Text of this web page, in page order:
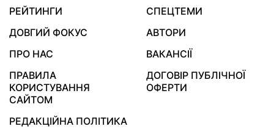
РЕЙТИНГИ
СПЕЦТЕМИ
ДОВГИЙ ФОКУС
АВТОРИ
ПРО НАС
ВАКАНСІЇ
ПРАВИЛА
КОРИСТУВАННЯ
САЙТОМ
ДОГОВІР ПУБЛІЧНОЇ
ОФЕРТИ
РЕДАКЦІЙНА ПОЛІТИКА